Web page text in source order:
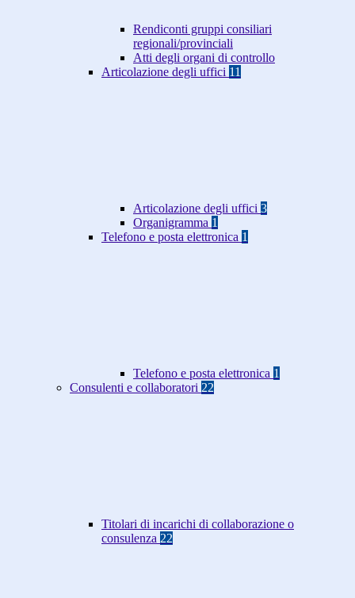
Rendiconti gruppi consiliari
regionali/provinciali
Atti degli organi di controllo
Articolazione degli uffici 11
Articolazione degli uffici 3
Organigramma 1
Telefono e posta elettronica 1
Telefono e posta elettronica 1
Consulenti e collaboratori 22
Titolari di incarichi di collaborazione o
consulenza 22